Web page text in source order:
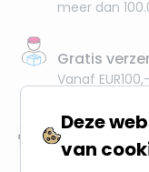
meer dan
Gratis
Vanaf
Altijd uit
Deze
van